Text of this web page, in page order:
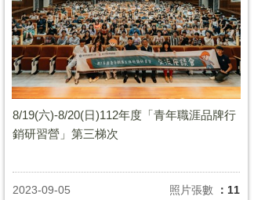
8/19(六)-8/20(日)112年度「青年職涯品牌行
銷研習營」第三梯次
2023-09-05 照片張數 ：11